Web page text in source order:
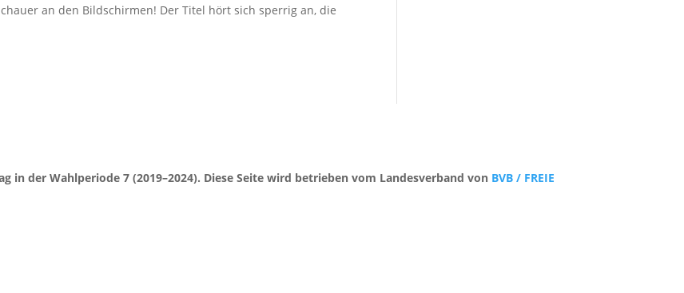
an den Bildschirmen! Der Titel hört sich sperrig an, die
in der Wahlperiode 7 (2019–2024). Diese Seite wird betrieben vom Landesverband von BVB / FREIE